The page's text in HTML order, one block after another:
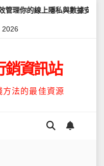
與數據安全 怎麼讓
2026
銷資訊站
法的最佳資源